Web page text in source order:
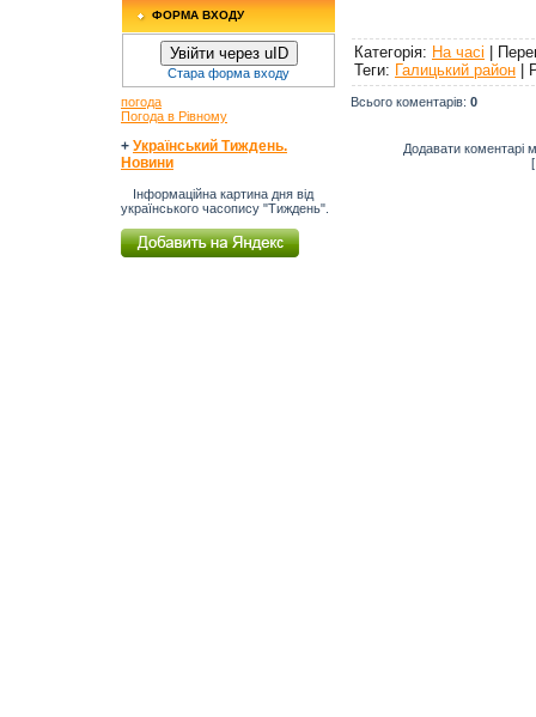
ФОРМА ВХОДУ
Увійти через uID
Стара форма входу
погода
Погода в Рівному
+ Український Тиждень.
Новини
Інформаційна картина дня від
українського часопису "Тиждень".
Категорія: На часі |
Теги: Галицький район |
Всього коментарів: 0
Додавати коментарі